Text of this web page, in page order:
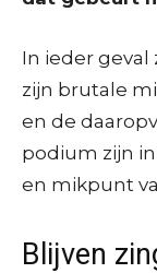
In ieder geval
zijn brutale
en de
podium zijn
en mikpunt
Blijven